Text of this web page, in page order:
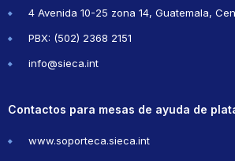
4 Avenida 10-25 zona 14, Guatemala,
PBX: (502) 2368 2151
info@sieca.int
Contactos para mesas de ayuda de
www.soporteca.sieca.int